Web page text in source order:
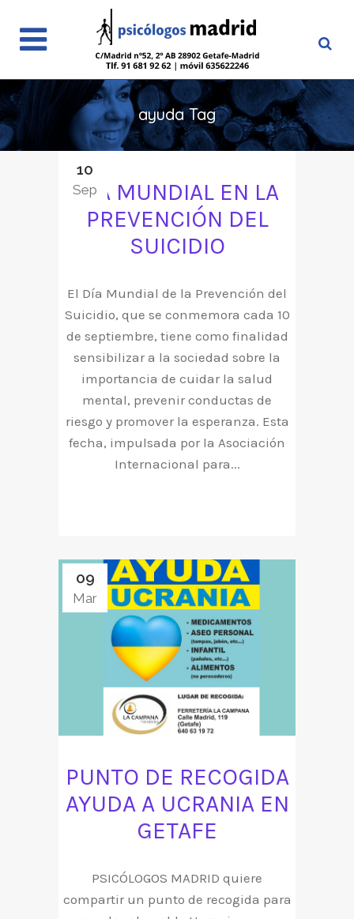
ayuda Tag
10
Sep
DÍA MUNDIAL EN LA
PREVENCIÓN DEL
SUICIDIO
El Día Mundial de la Prevención del
Suicidio, que se conmemora cada 10
de septiembre, tiene como finalidad
sensibilizar a la sociedad sobre la
importancia de cuidar la salud
mental, prevenir conductas de
riesgo y promover la esperanza. Esta
fecha, impulsada por la Asociación
Internacional para...
09
Mar
PUNTO DE RECOGIDA
AYUDA A UCRANIA EN
GETAFE
PSICÓLOGOS MADRID quiere
compartir un punto de recogida para